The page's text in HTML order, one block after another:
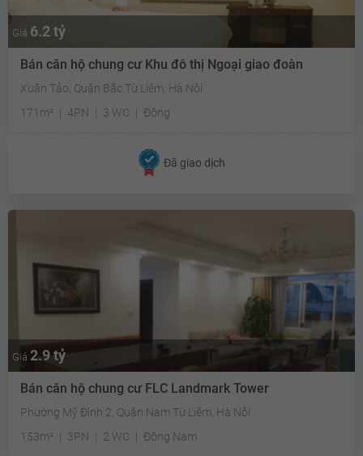
Giá 6.2 tỷ
Bán căn hộ chung cư Khu đô thị Ngoại giao đoàn
Xuân Tảo, Quận Bắc Từ Liêm, Hà Nội
171m²
4PN 3 WC Đông
Đã giao dịch
Giá 2.9 tỷ
Bán căn hộ chung cư FLC Landmark Tower
Phường Mỹ Đình 2, Quận Nam Từ Liêm, Hà Nội
153m²
3PN 2 WC Đông Nam